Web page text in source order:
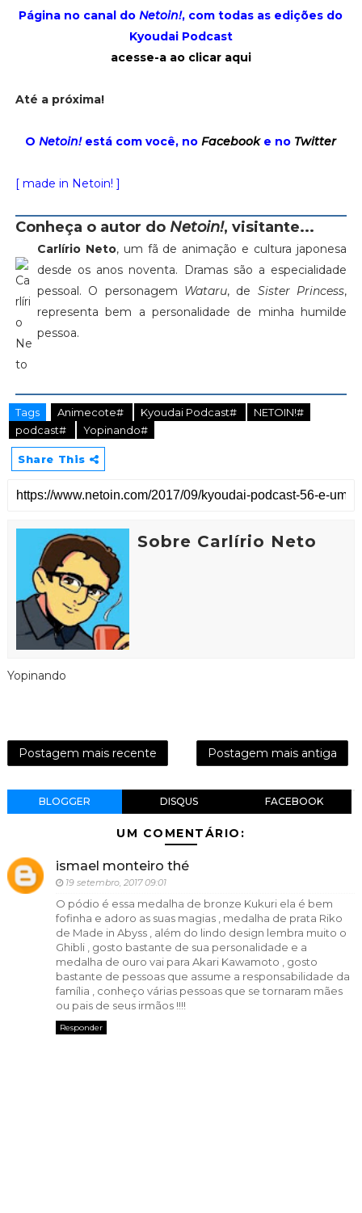
Página no canal doNetoin!, com todas as edições do
Kyoudai Podcast
acesse-a ao clicar aqui
Até a próxima!
ONetoin!está com você, noFacebooke no Twitter
[ made in Netoin! ]
Conheça o autor do Netoin!, visitante...
Carlírio Neto, um fã de animação e cultura japonesa
desde os anos noventa. Dramas são a especialidade
pessoal. O personagem Wataru, de Sister Princess,
representa bem a personalidade de minha humilde
pessoa.
Tags Animecote# Kyoudai Podcast#
NETOIN!#
podcast#
Yopinando#
Share This
Sobre Carlírio Neto
Yopinando
Postagem mais recente Postagem mais antiga
BLOGGER DISQUS FACEBOOK
UM COMENTÁRIO:
ismael monteiro thé
19 setembro, 2017 09:01
O pódio é essa medalha de bronze Kukuri ela é bem
fofinha e adoro as suas magias , medalha de prata Riko
de Made in Abyss , além do lindo design lembra muito o
Ghibli , gosto bastante de sua personalidade e a
medalha de ouro vai para Akari Kawamoto , gosto
bastante de pessoas que assume a responsabilidade da
família , conheço várias pessoas que se tornaram mães
ou pais de seus irmãos !!!!
Responder